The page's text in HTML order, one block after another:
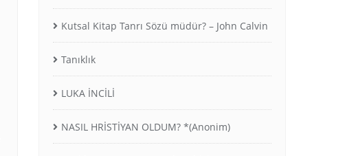
Kutsal Kitap Tanrı Sözü müdür? – John Calvin
Tanıklık
LUKA İNCİLİ
NASIL HRİSTİYAN OLDUM? *(Anonim)